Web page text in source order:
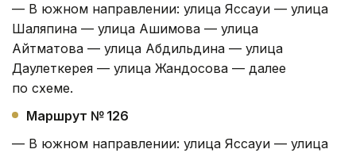
— В южном направлении: улица Яссауи — улица
Шаляпина — улица Ашимова — улица
Айтматова — улица Абдильдина — улица
Даулеткерея — улица Жандосова — далее
по схеме.
Маршрут № 126
— В южном направлении: улица Яссауи — улица